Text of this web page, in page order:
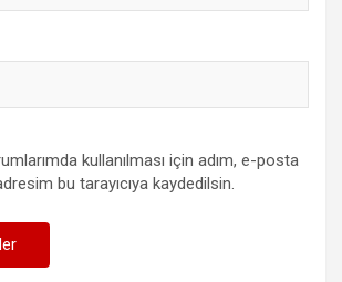
kullanılması için adım, e-posta
bu tarayıcıya kaydedilsin.